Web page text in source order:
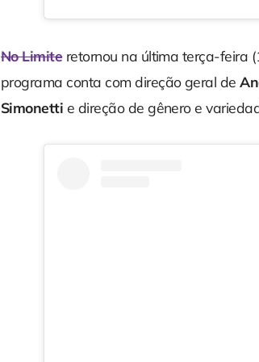
No Limiteretornou na última terça-feira
programa conta com direção geral de
Simonetti e direção de gênero e